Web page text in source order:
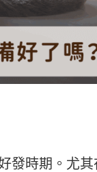
發時期。尤其